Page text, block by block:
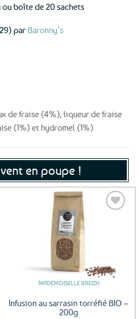
ou boîte de 20 sachets
par Baronny’s
de fraise (4%), liqueur de fraise
(1%) et hydromel (1%)
en poupe !
MADEMOISELLE BREIZH
Infusion au sarrasin torréfié BIO –
200g